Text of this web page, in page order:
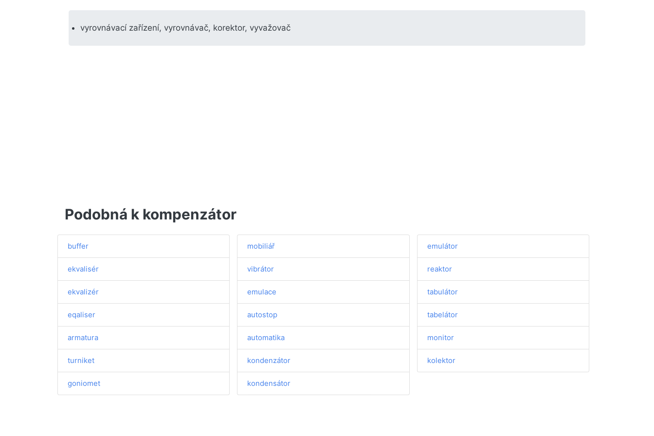
vyrovnávací zařízení, vyrovnávač, korektor, vyvažovač
Podobná k kompenzátor
buffer
ekvalisér
ekvalizér
eqaliser
armatura
turniket
goniomet
mobiliář
vibrátor
emulace
autostop
automatika
kondenzátor
kondensátor
emulátor
reaktor
tabulátor
tabelátor
monitor
kolektor